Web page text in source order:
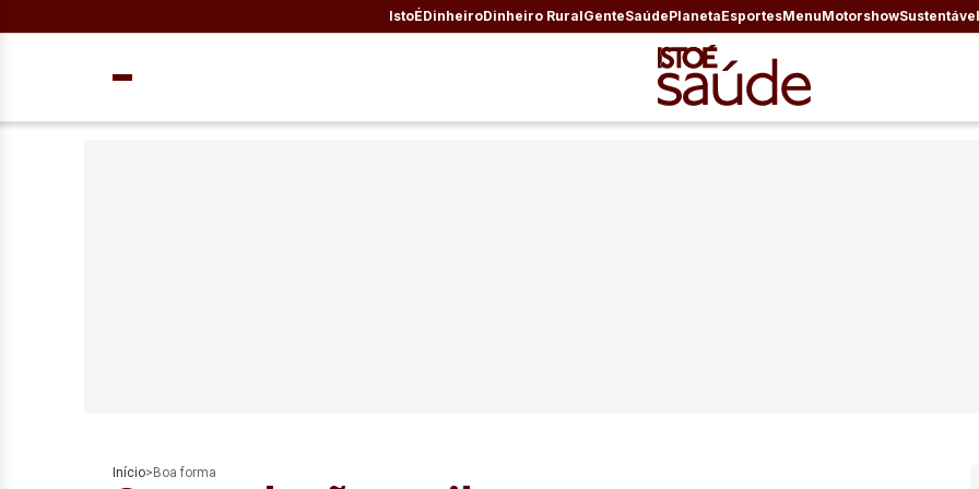
IstoÉDinheiroDinheiro RuralGenteSaúdePlanetaEsportesMenuMotorshowSustentável
Início> Boa forma